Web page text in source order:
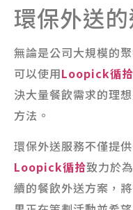
環保外送
無論是公司大規模的
可以使用Loopick循拾
決大量餐飲需求的理
方法。
環保外送服務不僅提
Loopick循拾致力於
續的餐飲外送方案，